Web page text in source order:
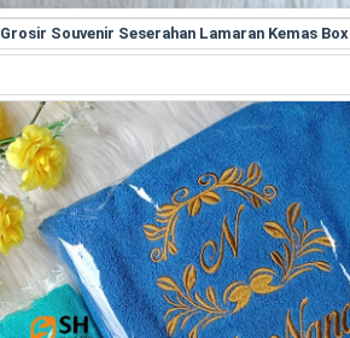
Grosir Souvenir Seserahan Lamaran Kemas Box